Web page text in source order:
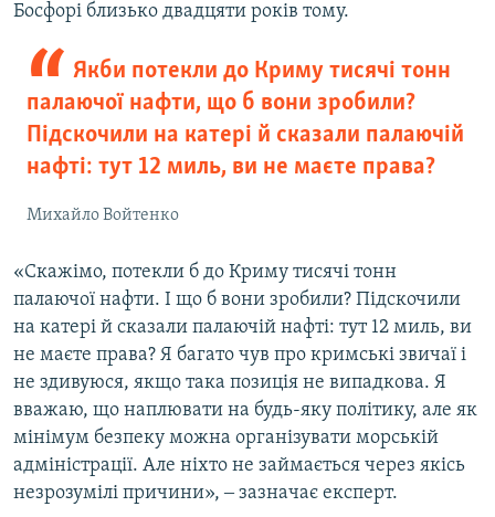
Босфорі близько двадцяти років тому.
Якби потекли до Криму тисячі тонн
палаючої нафти, що б вони зробили?
Підскочили на катері й сказали палаючій
нафті: тут 12 миль, ви не маєте права?
Михайло Войтенко
«Скажімо, потекли б до Криму тисячі тонн
палаючої нафти. І що б вони зробили? Підскочили
на катері й сказали палаючій нафті: тут 12 миль, ви
не маєте права? Я багато чув про кримські звичаї і
не здивуюся, якщо така позиція не випадкова. Я
вважаю, що наплювати на будь-яку політику, але як
мінімум безпеку можна організувати морській
адміністрації. Але ніхто не займається через якісь
незрозумілі причини», ‒ зазначає експерт.